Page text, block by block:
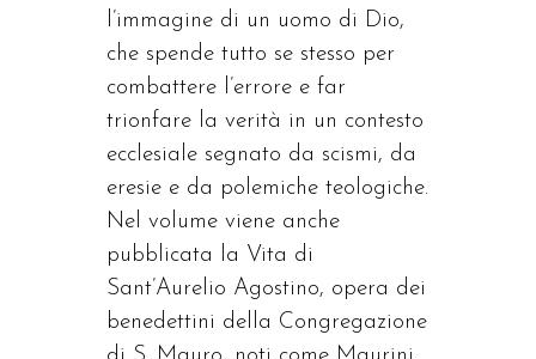
l’immagine di un uomo di Dio,
che spende tutto se stesso per
combattere l’errore e far
trionfare la verità in un contesto
ecclesiale segnato da scismi, da
eresie e da polemiche teologiche.
Nel volume viene anche
pubblicata la Vita di
Sant’Aurelio Agostino, opera dei
benedettini della Congregazione